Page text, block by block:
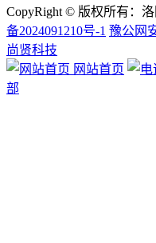
CopyRight © 版权所有：
备2024091210号-1 豫公网
尚贤科技
网站首页
部